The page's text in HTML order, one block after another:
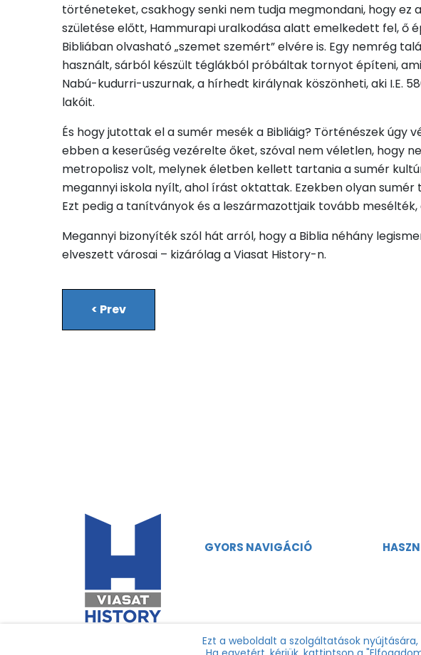
történeteket, csakhogy senki nem tudja megmondani, hogy ez
születése előtt, Hammurapi uralkodása alatt emelkedett fel,
Bibliában olvasható „szemet szemért” elvére is. Egy nemrég
használt, sárból készült téglákból próbáltak tornyot építeni,
Nabú-kudurri-uszurnak, a hírhedt királynak köszönheti, aki
lakóit.
És hogy jutottak el a sumér mesék a Bibliáig? Történészek
ebben a keserűség vezérelte őket, szóval nem véletlen, hogy
metropolisz volt, melynek életben kellett tartania a sumér
megannyi iskola nyílt, ahol írást oktattak. Ezekben olyan
Ezt pedig a tanítványok és a leszármazottjaik tovább
Megannyi bizonyíték szól hát arról, hogy a Biblia néhány
elveszett városai – kizárólag a Viasat History-n.
< Prev
GYORS NAVIGÁCIÓ
Ezt a weboldalt a szolgáltatások